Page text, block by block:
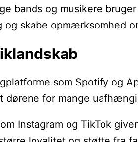
og musikere
skabe opmærksomhed
som Spotify
for mange
Instagram og TikTok